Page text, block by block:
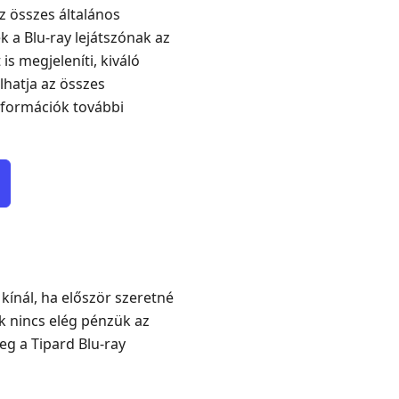
összes általános
a Blu-ray lejátszónak az
megjeleníti, kiváló
az összes
további
ha először szeretné
nincs elég pénzük az
a Tipard Blu-ray